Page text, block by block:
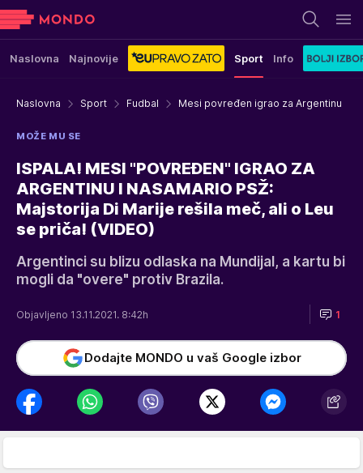
Naslovna Najnovije Sport Info
Naslovna Sport Fudbal Mesi povređen igrao za Argentinu
MOŽE MU SE
ISPALA! MESI "POVREĐEN" IGRAO ZA
ARGENTINU I NASAMARIO PSŽ:
Majstorija Di Marije rešila meč, ali o Leu
se priča! (VIDEO)
Argentinci su blizu odlaska na Mundijal, a kartu bi
mogli da "overe" protiv Brazila.
Objavljeno 13.11.2021. 8:42h 1
Dodajte MONDO u vaš Google izbor